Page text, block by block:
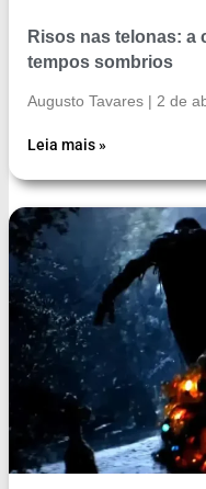
Risos nas telonas: a
tempos sombrios
Augusto Tavares 2 de
Leia mais »